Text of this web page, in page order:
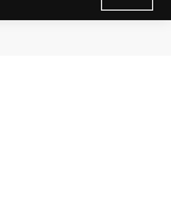
меню